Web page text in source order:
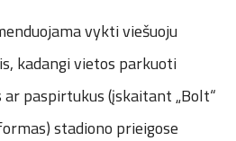
vykti viešuoju
kadangi vietos parkuoti
paspirtukus (įskaitant „Bolt“
stadiono prieigose